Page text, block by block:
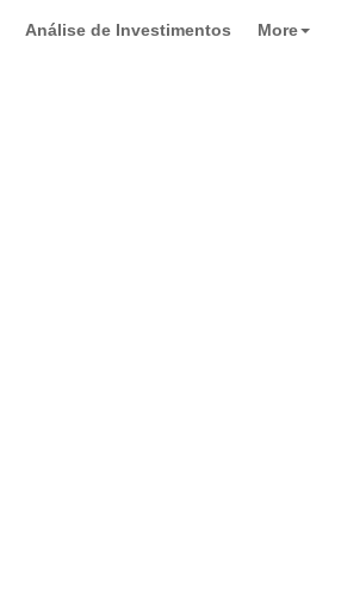
Análise de Investimentos More